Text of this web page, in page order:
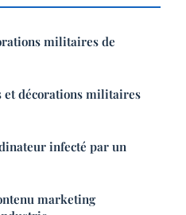
militaires de
et décorations militaires
infecté par un
marketing